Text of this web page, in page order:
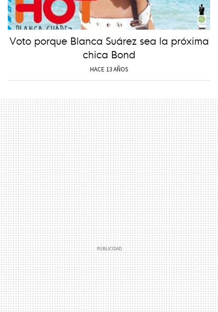
Voto porque Blanca Suárez sea la próxima
chica Bond
HACE 13 AÑOS